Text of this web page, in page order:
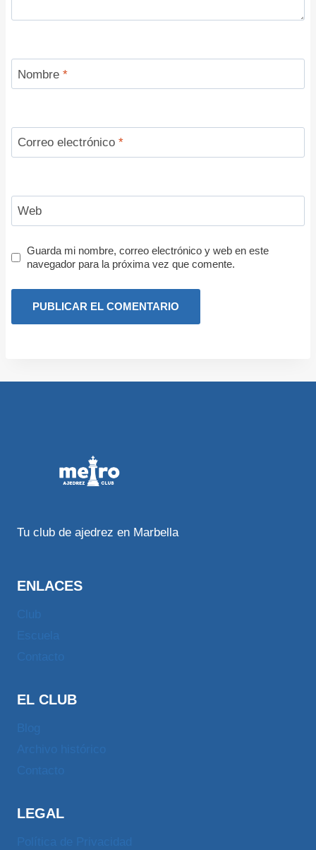
Nombre *
Correo electrónico *
Web
Guarda mi nombre, correo electrónico y web en este
navegador para la próxima vez que comente.
Tu club de ajedrez en Marbella
ENLACES
EL CLUB
LEGAL